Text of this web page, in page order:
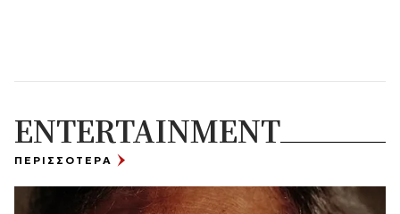
ENTERTAINMENT
ΠΕΡΙΣΣΟΤΕΡΑ